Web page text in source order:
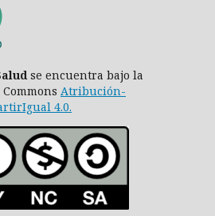
se encuentra bajo la
Atribución-
4.0.